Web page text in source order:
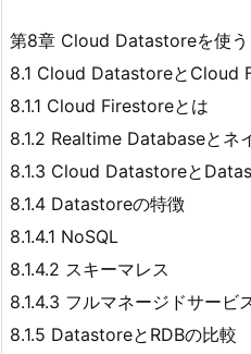
第8章 Cloud Datastoreを使う
8.1 Cloud DatastoreとCloud
8.1.1 Cloud Firestoreとは
8.1.2 Realtime Databaseとネ
8.1.3 Cloud Datastoreと
8.1.4 Datastoreの特徴
8.1.4.1 NoSQL
8.1.4.2 スキーマレス
8.1.4.3 フルマネージドサービ
8.1.5 DatastoreとRDBの比較